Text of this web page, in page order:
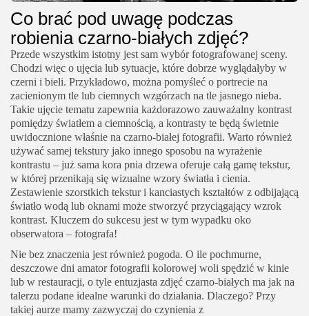
Co brać pod uwagę podczas
robienia czarno-białych zdjęć?
Przede wszystkim istotny jest sam wybór fotografowanej sceny.
Chodzi więc o ujęcia lub sytuacje, które dobrze wyglądałyby w
czerni i bieli. Przykładowo, można pomyśleć o portrecie na
zacienionym tle lub ciemnych wzgórzach na tle jasnego nieba.
Takie ujęcie tematu zapewnia każdorazowo zauważalny kontrast
pomiędzy światłem a ciemnością, a kontrasty te będą świetnie
uwidocznione właśnie na czarno-białej fotografii. Warto również
używać samej tekstury jako innego sposobu na wyrażenie
kontrastu – już sama kora pnia drzewa oferuje całą gamę tekstur,
w której przenikają się wizualne wzory światła i cienia.
Zestawienie szorstkich tekstur i kanciastych kształtów z odbijającą
światło wodą lub oknami może stworzyć przyciągający wzrok
kontrast. Kluczem do sukcesu jest w tym wypadku oko
obserwatora – fotografa!
Nie bez znaczenia jest również pogoda. O ile pochmurne,
deszczowe dni amator fotografii kolorowej woli spędzić w kinie
lub w restauracji, o tyle entuzjasta zdjęć czarno-białych ma jak na
talerzu podane idealne warunki do działania. Dlaczego? Przy
takiej aurze mamy zazwyczaj do czynienia z